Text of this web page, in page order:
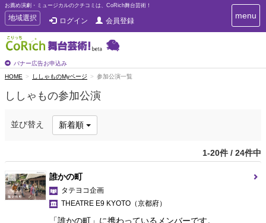
お薦め演劇・ミュージカルのクチコミは、CoRich舞台芸術！
T
o
g
g
e
n
v
a
地域選択 ログイン 会員登録
バナー広告お申込み
T
o
t
menu
HOME ししゃものMyページ 参加公演一覧
ししゃもの参加公演
並び替え 新着順
1-20件 / 24件中
誰かの町
タテヨコ企画
THEATRE E9 KYOTO （京都府）
「誰かの町」に携わっているメンバーです。